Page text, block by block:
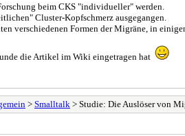
beim CKS "individueller" werden.
Cluster-Kopfschmerz ausgegangen.
verschiedenen Formen der Migräne, in
die Artikel im Wiki eingetragen hat
> Smalltalk > Studie: Die Auslöser von